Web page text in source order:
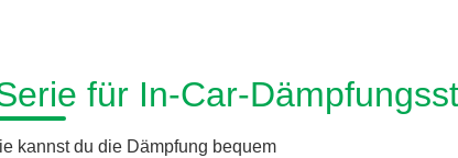
für In-Car-
kannst du die Dämpfung bequem